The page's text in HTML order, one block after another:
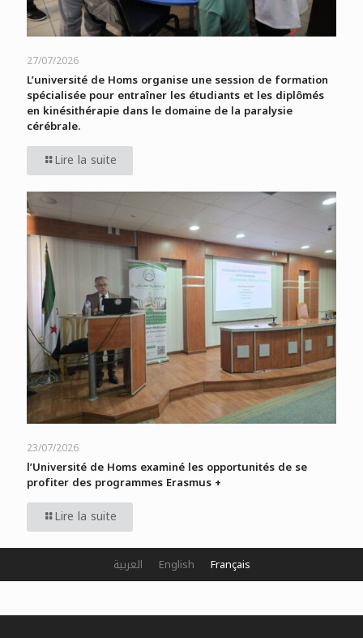
27/07/2026
L’université de Homs organise une session de formation
spécialisée pour entraîner les étudiants et les diplômés
en kinésithérapie dans le domaine de la paralysie
cérébrale.
Lire la suite
23/07/2026
l’Université de Homs examiné les opportunités de se
profiter des programmes Erasmus +
Lire la suite
العربية English Français